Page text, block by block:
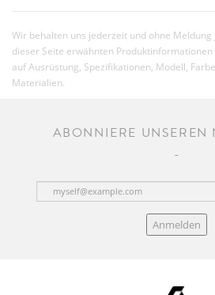
Wir behalten uns jederzeit und ohne
dieser Seite erwähnten
auf Ausrüstung, Spezifikationen, Modell,
Materialien.
ABONNIERE UNSEREN
Anmelden